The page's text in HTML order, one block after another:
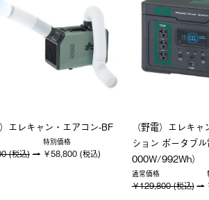
）エレキャン・エアコン-BF
(税込)
特別価格
￥58,800 (税込)
（野電）エレキ
ション ポータブ
000W/992Wh）
通常価格
￥129,800 (税込)